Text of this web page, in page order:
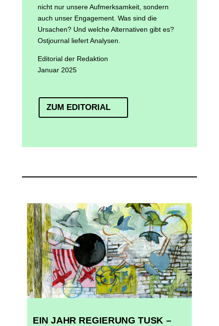
nicht nur unsere Aufmerksamkeit, sondern
auch unser Engagement. Was sind die
Ursachen? Und welche Alternativen gibt es?
Ostjournal liefert Analysen.
Editorial der Redaktion
Januar 2025
ZUM EDITORIAL
EIN JAHR REGIERUNG TUSK –